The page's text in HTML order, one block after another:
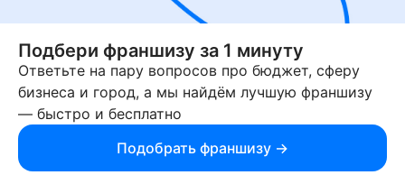
на сайте или полученной через него. За достоверность
предоставленной информации несет ответственность
правообладатель.
© 2013-2026 Бизнесменс.ру. ИП Богомолов Ю. А. ИНН
166109472099 ОГРН 1315169000030181.
При использовании материалов гиперссылка на businessmens.ru
обязательна. 12+
Подбери франшизу за 1 минуту
Ответьте на пару вопросов про бюджет, сферу
бизнеса и город, а мы найдём лучшую франшизу
— быстро и бесплатно
Подобрать франшизу →